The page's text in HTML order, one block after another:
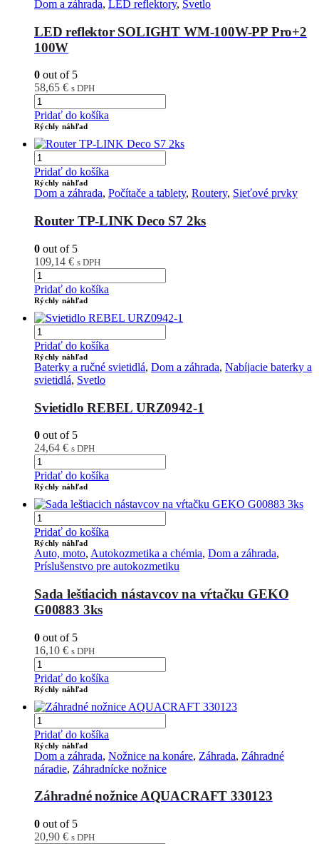
Dom a záhrada, LED reflektory, Svetlo
LED reflektor SOLIGHT WM-100W-PP Pro+2
100W
0 out of 5
58,65 € s DPH
Pridať do košíka
Rýchly náhľad
Pridať do košíka
Rýchly náhľad
Dom a záhrada, Počítače a tablety, Routery, Sieťové prvky
Router TP-LINK Deco S7 2ks
0 out of 5
109,14 € s DPH
Pridať do košíka
Rýchly náhľad
Pridať do košíka
Rýchly náhľad
Baterky a ručné svietidlá, Dom a záhrada, Nabíjacie baterky a
svietidlá, Svetlo
Svietidlo REBEL URZ0942-1
0 out of 5
24,64 € s DPH
Pridať do košíka
Rýchly náhľad
Pridať do košíka
Rýchly náhľad
Auto, moto, Autokozmetika a chémia, Dom a záhrada,
Príslušenstvo pre autokozmetiku
Sada leštiacich nástavcov na vŕtačku GEKO
G00883 3ks
0 out of 5
16,10 € s DPH
Pridať do košíka
Rýchly náhľad
Pridať do košíka
Rýchly náhľad
Dom a záhrada, Nožnice na konáre, Záhrada, Záhradné
náradie, Záhradnícke nožnice
Záhradné nožnice AQUACRAFT 330123
0 out of 5
20,90 € s DPH